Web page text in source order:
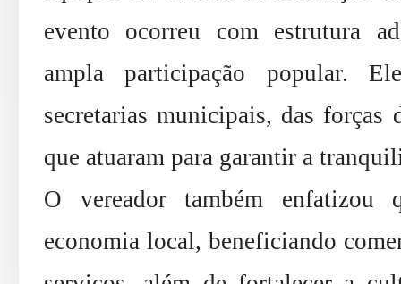
evento ocorreu com estrutura
ampla participação popular.
secretarias municipais, das forças
que atuaram para garantir a
O vereador também enfatizou
economia local, beneficiando